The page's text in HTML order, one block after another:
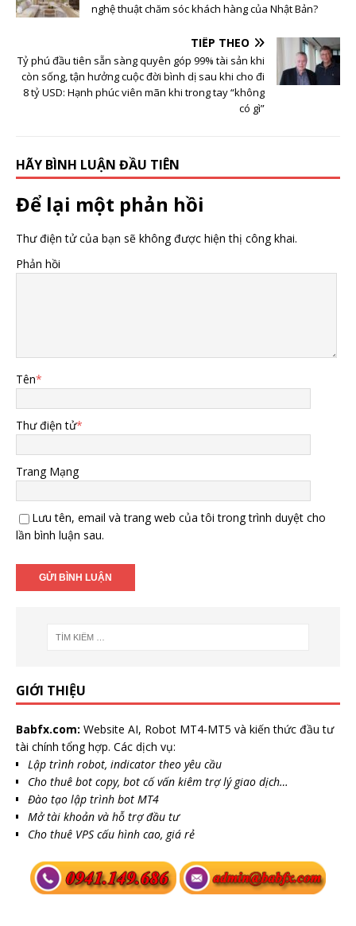
em 18 tuổi nó sẽ có
nghiệp”
nghệ thuật chăm sóc khách hàng của Nhật Bản?
TIẾP THEO
Tỷ phú đầu tiên sẵn sàng quyên góp 99% tài sản khi
còn sống, tận hưởng cuộc đời bình dị sau khi cho đi
8 tỷ USD: Hạnh phúc viên mãn khi trong tay “không
có gì”
HÃY BÌNH LUẬN ĐẦU TIÊN
Để lại một phản hồi
Thư điện tử của bạn sẽ không được hiện thị công khai.
Phản hồi
Tên*
Thư điện tử*
Trang Mạng
Lưu tên, email và trang web của tôi trong trình duyệt cho
lần bình luận sau.
GIỚI THIỆU
Babfx.com: Website AI, Robot MT4-MT5 và kiến thức đầu tư
tài chính tổng hợp. Các dịch vụ:
Lập trình robot, indicator theo yêu cầu
Cho thuê bot copy, bot cố vấn kiêm trợ lý giao dịch…
Đào tạo lập trình bot MT4
Mở tài khoản và hỗ trợ đầu tư
Cho thuê VPS cấu hình cao, giá rẻ